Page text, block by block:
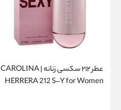
عطر ۲۱۲ سکسی زنانه | CAROLINA
HERRERA 212 S–Y for Women